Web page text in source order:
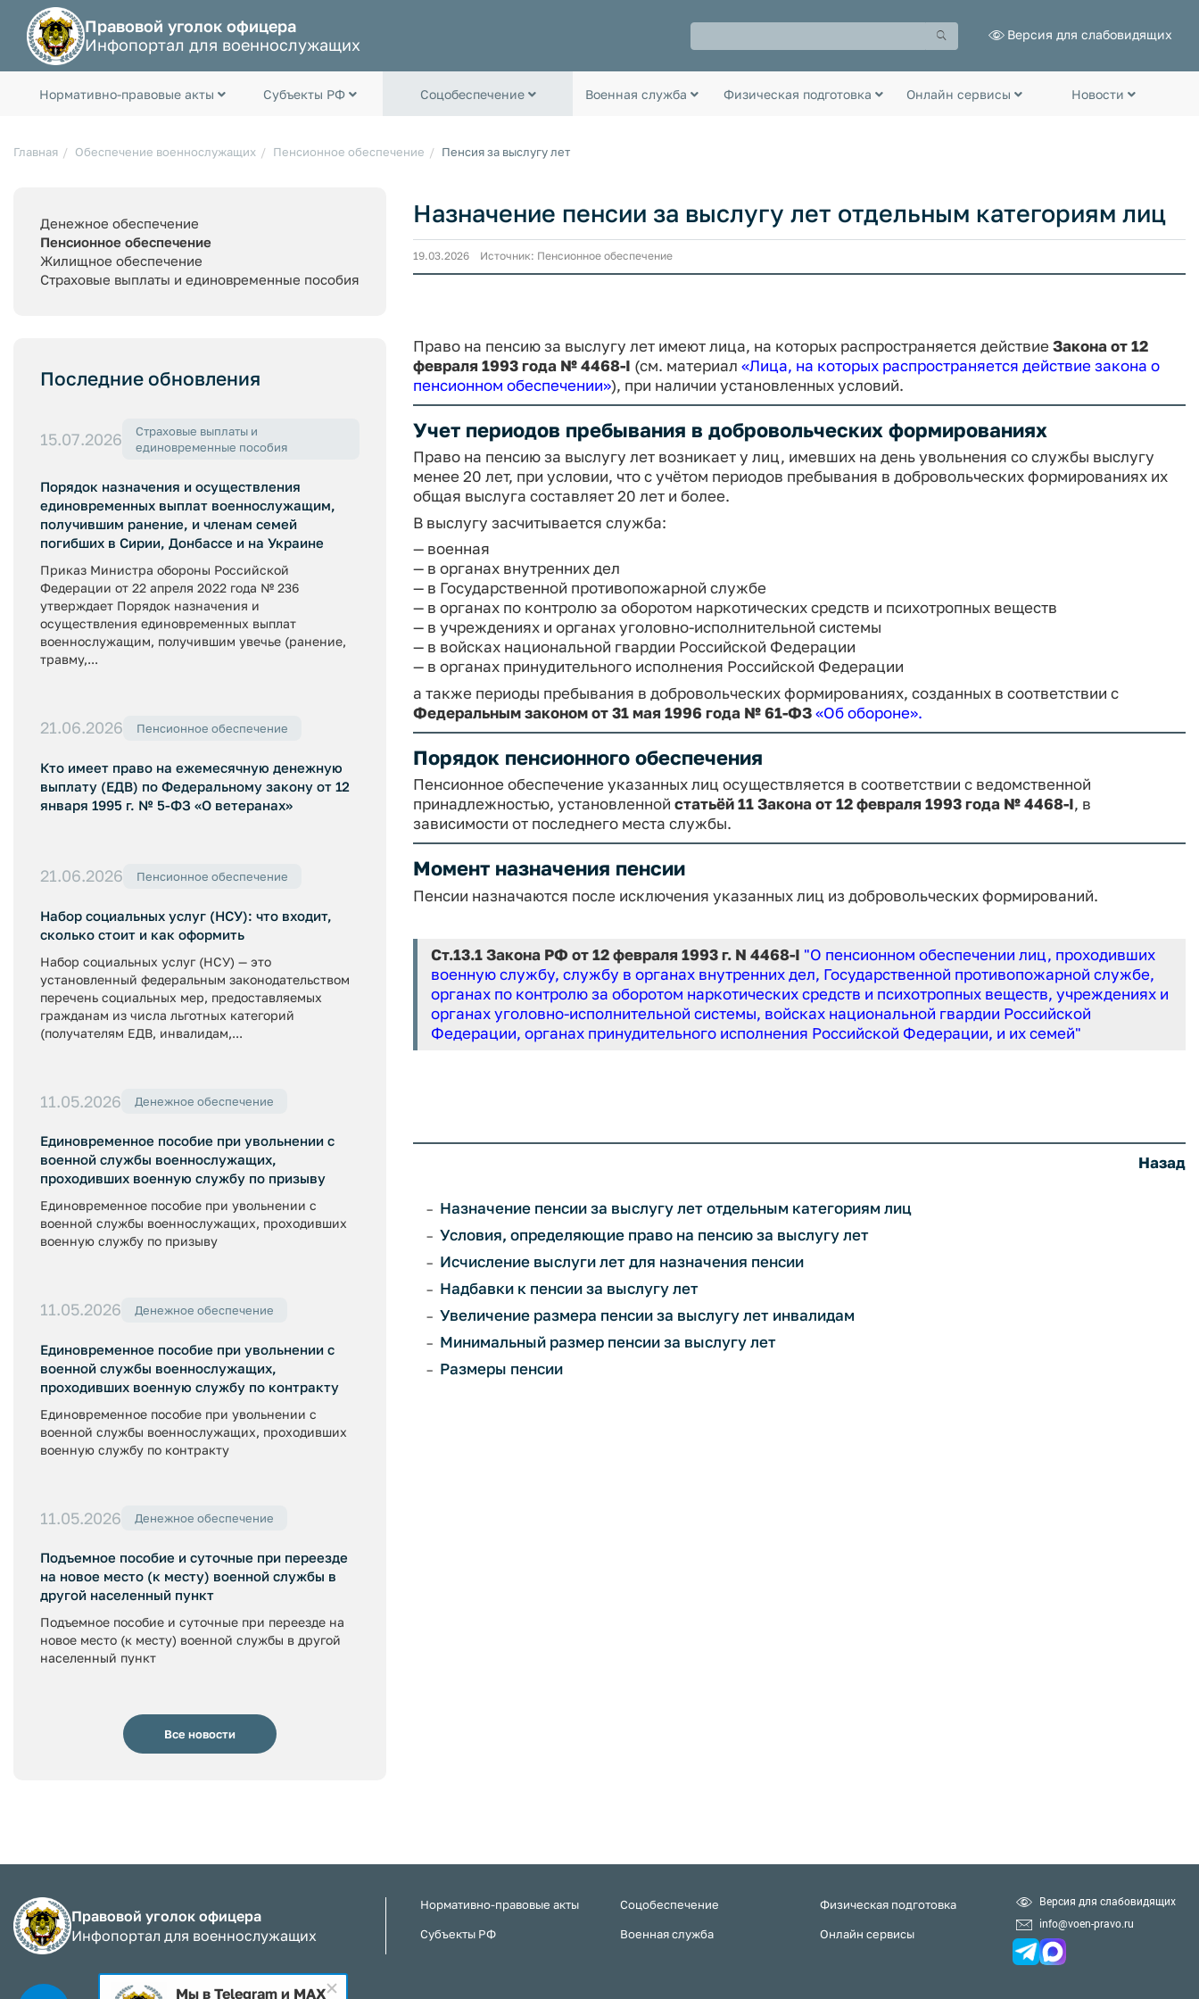
Правовой уголок офицера
Инфопортал для военнослужащих
Версия для слабовидящих
Нормативно-правовые акты Субъекты РФ Соцобеспечение Военная служба Физическая подготовка Онлайн сервисы Новости
Главная Обеспечение военнослужащих Пенсионное обеспечение Пенсия за выслугу лет
Денежное обеспечение
Пенсионное обеспечение
Жилищное обеспечение
Страховые выплаты и единовременные пособия
Последние обновления
15.07.2026
Страховые выплаты и
единовременные пособия
Порядок назначения и осуществления
единовременных выплат военнослужащим,
получившим ранение, и членам семей
погибших в Сирии, Донбассе и на Украине
Приказ Министра обороны Российской
Федерации от 22 апреля 2022 года № 236
утверждает Порядок назначения и
осуществления единовременных выплат
военнослужащим, получившим увечье (ранение,
травму,...
21.06.2026 Пенсионное обеспечение
Кто имеет право на ежемесячную денежную
выплату (ЕДВ) по Федеральному закону от 12
января 1995 г. № 5-ФЗ «О ветеранах»
21.06.2026 Пенсионное обеспечение
Набор социальных услуг (НСУ): что входит,
сколько стоит и как оформить
Набор социальных услуг (НСУ) — это
установленный федеральным законодательством
перечень социальных мер, предоставляемых
гражданам из числа льготных категорий
(получателям ЕДВ, инвалидам,...
11.05.2026 Денежное обеспечение
Единовременное пособие при увольнении с
военной службы военнослужащих,
проходивших военную службу по призыву
Единовременное пособие при увольнении с
военной службы военнослужащих, проходивших
военную службу по призыву
11.05.2026 Денежное обеспечение
Единовременное пособие при увольнении с
военной службы военнослужащих,
проходивших военную службу по контракту
Единовременное пособие при увольнении с
военной службы военнослужащих, проходивших
военную службу по контракту
11.05.2026 Денежное обеспечение
Подъемное пособие и суточные при переезде
на новое место (к месту) военной службы в
другой населенный пункт
Подъемное пособие и суточные при переезде на
новое место (к месту) военной службы в другой
населенный пункт
Все новости
Назначение пенсии за выслугу лет отдельным категориям лиц
19.03.2026 Источник: Пенсионное обеспечение
Право на пенсию за выслугу лет имеют лица, на которых распространяется действие Закона от 12
февраля 1993 года № 4468-I (см. материал «Лица, на которых распространяется действие закона о
пенсионном обеспечении»), при наличии установленных условий.
Учет периодов пребывания в добровольческих формированиях
Право на пенсию за выслугу лет возникает у лиц, имевших на день увольнения со службы выслугу
менее 20 лет, при условии, что с учётом периодов пребывания в добровольческих формированиях их
общая выслуга составляет 20 лет и более.
В выслугу засчитывается служба:
— военная
— в органах внутренних дел
— в Государственной противопожарной службе
— в органах по контролю за оборотом наркотических средств и психотропных веществ
— в учреждениях и органах уголовно-исполнительной системы
— в войсках национальной гвардии Российской Федерации
— в органах принудительного исполнения Российской Федерации
а также периоды пребывания в добровольческих формированиях, созданных в соответствии с
Федеральным законом от 31 мая 1996 года № 61-ФЗ«Об обороне».
Порядок пенсионного обеспечения
Пенсионное обеспечение указанных лиц осуществляется в соответствии с ведомственной
принадлежностью, установленной статьёй 11 Закона от 12 февраля 1993 года № 4468-I, в
зависимости от последнего места службы.
Момент назначения пенсии
Пенсии назначаются после исключения указанных лиц из добровольческих формирований.
Ст.13.1 Закона РФ от 12 февраля 1993 г. N 4468-I "О пенсионном обеспечении лиц, проходивших
военную службу, службу в органах внутренних дел, Государственной противопожарной службе,
органах по контролю за оборотом наркотических средств и психотропных веществ, учреждениях и
органах уголовно-исполнительной системы, войсках национальной гвардии Российской
Федерации, органах принудительного исполнения Российской Федерации, и их семей"
Назад
Назначение пенсии за выслугу лет отдельным категориям лиц
Условия, определяющие право на пенсию за выслугу лет
Исчисление выслуги лет для назначения пенсии
Надбавки к пенсии за выслугу лет
Увеличение размера пенсии за выслугу лет инвалидам
Минимальный размер пенсии за выслугу лет
Размеры пенсии
Правовой уголок офицера
Инфопортал для военнослужащих
Нормативно-правовые акты Соцобеспечение Физическая подготовка
Субъекты РФ Военная служба Онлайн сервисы
Версия для слабовидящих
info@voen-pravo.ru
Мы в Telegram и MAX